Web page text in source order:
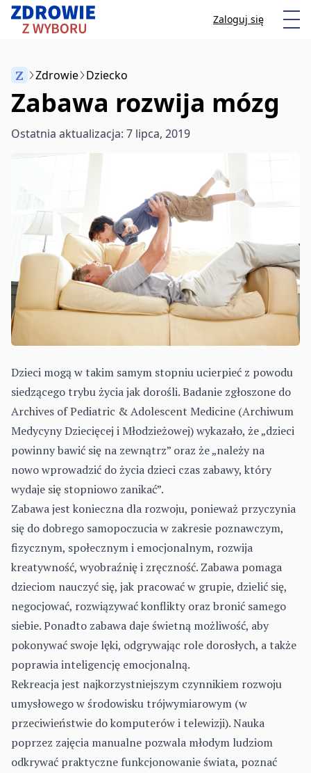
Przeskocz do treści Zaloguj się
Anuluj
Zacznij pisać, aby wyszukać artykuły
Z Zdrowie Dziecko
Zabawa rozwija mózg
Ostatnia aktualizacja: 7 lipca, 2019
Dzieci mogą w takim samym stopniu ucierpieć z powodu
siedzącego trybu życia jak dorośli. Badanie zgłoszone do
Archives of Pediatric & Adolescent Medicine (Archiwum
Medycyny Dziecięcej i Młodzieżowej) wykazało, że „dzieci
powinny bawić się na zewnątrz” oraz że „należy na
nowo wprowadzić do życia dzieci czas zabawy, który
wydaje się stopniowo zanikać”.
Zabawa jest konieczna dla rozwoju, ponieważ przyczynia
się do dobrego samopoczucia w zakresie poznawczym,
fizycznym, społecznym i emocjonalnym, rozwija
kreatywność, wyobraźnię i zręczność. Zabawa pomaga
dzieciom nauczyć się, jak pracować w grupie, dzielić się,
negocjować, rozwiązywać konflikty oraz bronić samego
siebie. Ponadto zabawa daje świetną możliwość, aby
pokonywać swoje lęki, odgrywając role dorosłych, a także
poprawia inteligencję emocjonalną.
Rekreacja jest najkorzystniejszym czynnikiem rozwoju
umysłowego w środowisku trójwymiarowym (w
przeciwieństwie do komputerów i telewizji). Nauka
poprzez zajęcia manualne pozwala młodym ludziom
odkrywać praktyczne funkcjonowanie świata, poznać